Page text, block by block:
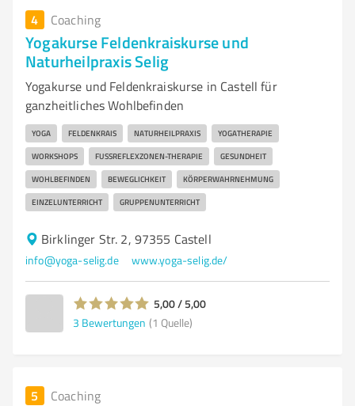
4 Coaching
Yogakurse Feldenkraiskurse und
Naturheilpraxis Selig
Yogakurse und Feldenkraiskurse in Castell für
ganzheitliches Wohlbefinden
YOGA FELDENKRAIS NATURHEILPRAXIS YOGATHERAPIE
WORKSHOPS FUSSREFLEXZONEN-THERAPIE GESUNDHEIT
WOHLBEFINDEN BEWEGLICHKEIT KÖRPERWAHRNEHMUNG
EINZELUNTERRICHT GRUPPENUNTERRICHT
Birklinger Str. 2, 97355 Castell
info@yoga-selig.de www.yoga-selig.de/
5,00 / 5,00
3 Bewertungen (1 Quelle)
5 Coaching